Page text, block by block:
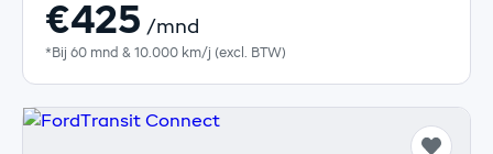
€425 /mnd
*Bij 60 mnd & 10.000 km/j (excl. BTW)